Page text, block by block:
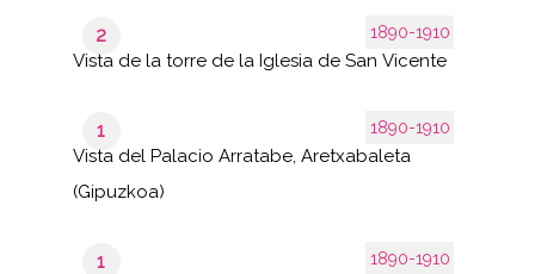
1890-1910
2
Vista de la torre de la Iglesia de San Vicente
1890-1910
1
Vista del Palacio Arratabe, Aretxabaleta
(Gipuzkoa)
1890-1910
1